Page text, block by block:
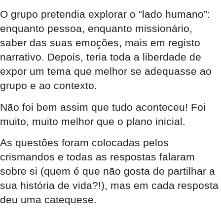
O grupo pretendia explorar o “lado humano”:
enquanto pessoa, enquanto missionário,
saber das suas emoções, mais em registo
narrativo. Depois, teria toda a liberdade de
expor um tema que melhor se adequasse ao
grupo e ao contexto.
Não foi bem assim que tudo aconteceu! Foi
muito, muito melhor que o plano inicial.
As questões foram colocadas pelos
crismandos e todas as respostas falaram
sobre si (quem é que não gosta de partilhar a
sua história de vida?!), mas em cada resposta
deu uma catequese.